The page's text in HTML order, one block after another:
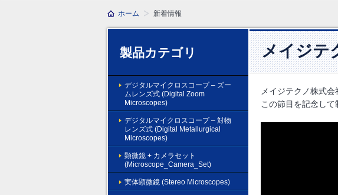
ホーム 新着情報
製品カテゴリ
デジタルマイクロスコープ – ズー
ムレンズ式 (Digital Zoom
Microscopes)
デジタルマイクロスコープ – 対物
レンズ式 (Digital Metallurgical
Microscopes)
顕微鏡 + カメラセット
(Microscope_Camera_Set)
実体顕微鏡 (Stereo Microscopes)
メイジテ
メイジテクノ株式
この節目を記念して